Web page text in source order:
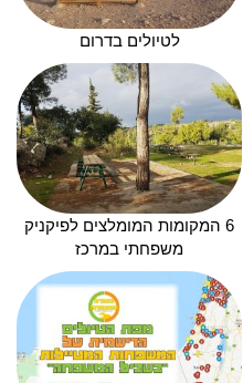
לטיולים בדרום
6 המקומות המומלצים לפיקניק
משפחתי במרכז